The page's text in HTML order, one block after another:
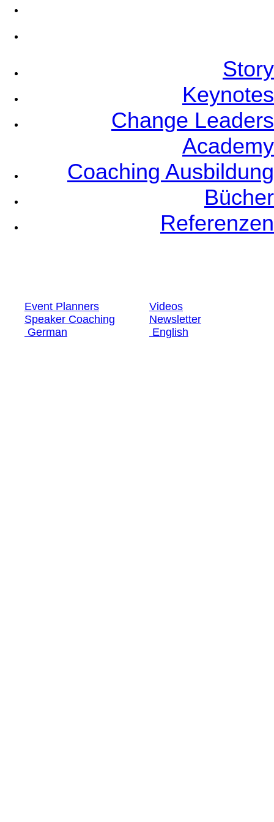
Story
Keynotes
Change Leaders
Academy
Coaching Ausbildung
Bücher
Referenzen
Event Planners
Videos
Speaker Coaching
Newsletter
German
English